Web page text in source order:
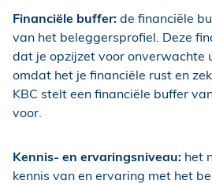
Financiële buffer:de financiële
van het beleggersprofiel. Deze
dat je opzijzet voor onverwachte
omdat het je financiële rust en
KBC stelt een financiële buffer
voor.
Kennis- en ervaringsniveau: het
kennis van en ervaring met het